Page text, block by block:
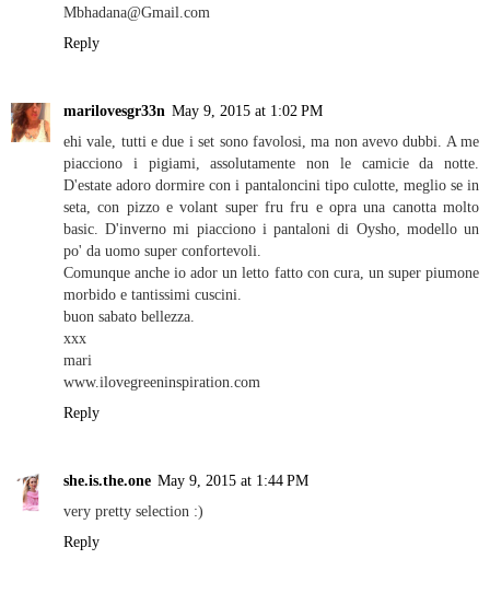
Mbhadana@Gmail.com
Reply
marilovesgr33n May 9, 2015 at 1:02 PM
ehi vale, tutti e due i set sono favolosi, ma non avevo dubbi. A me
piacciono i pigiami, assolutamente non le camicie da notte.
D'estate adoro dormire con i pantaloncini tipo culotte, meglio se in
seta, con pizzo e volant super fru fru e opra una canotta molto
basic. D'inverno mi piacciono i pantaloni di Oysho, modello un
po' da uomo super confortevoli.
Comunque anche io ador un letto fatto con cura, un super piumone
morbido e tantissimi cuscini.
buon sabato bellezza.
xxx
mari
www.ilovegreeninspiration.com
Reply
she.is.the.one May 9, 2015 at 1:44 PM
very pretty selection :)
Reply